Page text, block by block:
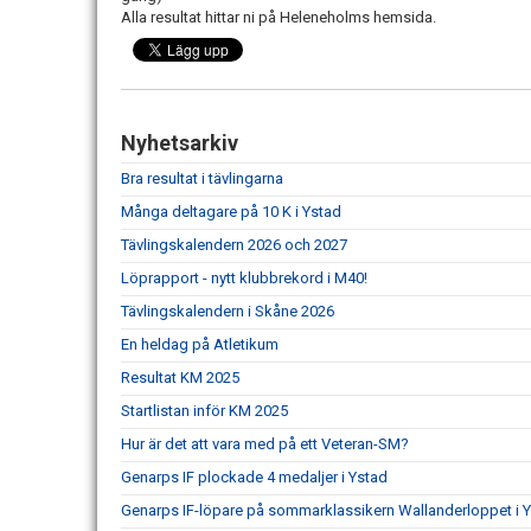
Alla resultat hittar ni på Heleneholms hemsida.
Nyhetsarkiv
Bra resultat i tävlingarna
Många deltagare på 10 K i Ystad
Tävlingskalendern 2026 och 2027
Löprapport - nytt klubbrekord i M40!
Tävlingskalendern i Skåne 2026
En heldag på Atletikum
Resultat KM 2025
Startlistan inför KM 2025
Hur är det att vara med på ett Veteran-SM?
Genarps IF plockade 4 medaljer i Ystad
Genarps IF-löpare på sommarklassikern Wallanderloppet i